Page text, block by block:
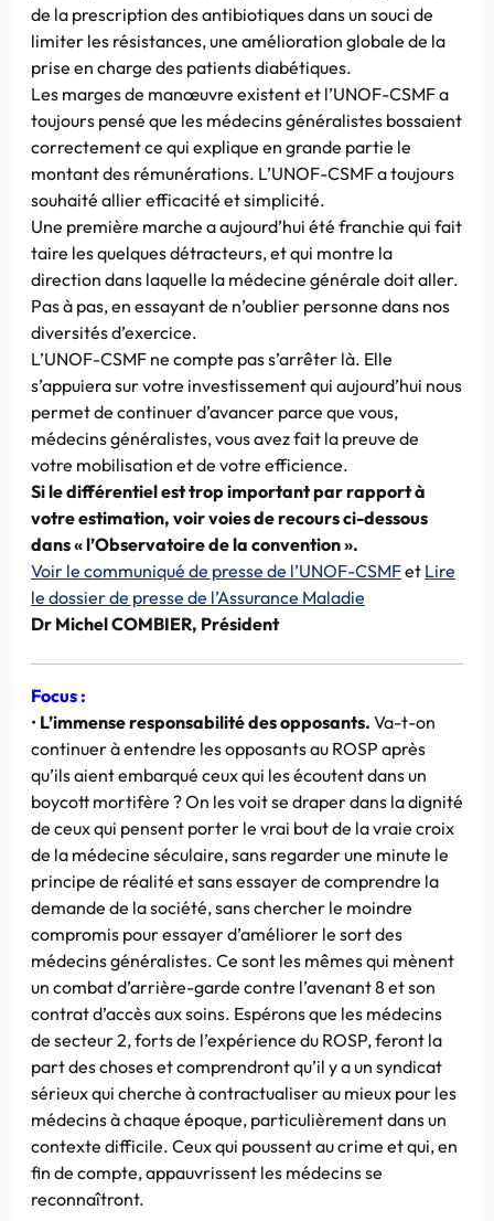
de la prescription des antibiotiques dans un souci de
limiter les résistances, une amélioration globale de la
prise en charge des patients diabétiques.
Les marges de manœuvre existent et l’UNOF-CSMF a
toujours pensé que les médecins généralistes bossaient
correctement ce qui explique en grande partie le
montant des rémunérations. L’UNOF-CSMF a toujours
souhaité allier efficacité et simplicité.
Une première marche a aujourd’hui été franchie qui fait
taire les quelques détracteurs, et qui montre la
direction dans laquelle la médecine générale doit aller.
Pas à pas, en essayant de n’oublier personne dans nos
diversités d’exercice.
L’UNOF-CSMF ne compte pas s’arrêter là. Elle
s’appuiera sur votre investissement qui aujourd’hui nous
permet de continuer d’avancer parce que vous,
médecins généralistes, vous avez fait la preuve de
votre mobilisation et de votre efficience.
Si le différentiel est trop important par rapport à
votre estimation, voir voies de recours ci-dessous
dans « l’Observatoire de la convention ».
Voir le communiqué de presse de l’UNOF-CSMFet Lire
le dossier de presse de l’Assurance Maladie
Dr Michel COMBIER, Président
Focus :
• L’immense responsabilité des opposants. Va-t-on
continuer à entendre les opposants au ROSP après
qu’ils aient embarqué ceux qui les écoutent dans un
boycott mortifère ? On les voit se draper dans la dignité
de ceux qui pensent porter le vrai bout de la vraie croix
de la médecine séculaire, sans regarder une minute le
principe de réalité et sans essayer de comprendre la
demande de la société, sans chercher le moindre
compromis pour essayer d’améliorer le sort des
médecins généralistes. Ce sont les mêmes qui mènent
un combat d’arrière-garde contre l’avenant 8 et son
contrat d’accès aux soins. Espérons que les médecins
de secteur 2, forts de l’expérience du ROSP, feront la
part des choses et comprendront qu’il y a un syndicat
sérieux qui cherche à contractualiser au mieux pour les
médecins à chaque époque, particulièrement dans un
contexte difficile. Ceux qui poussent au crime et qui, en
fin de compte, appauvrissent les médecins se
reconnaîtront.